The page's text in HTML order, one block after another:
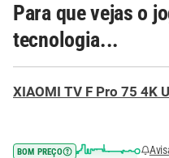
Para que vejas o
tecnologia...
XIAOMI TV F Pro 75 4K
BOM PREÇO